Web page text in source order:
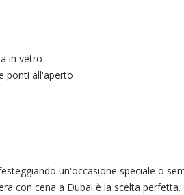
in vetro
ponti all'aperto
un'occasione speciale o
con cena a Dubai è la scelta